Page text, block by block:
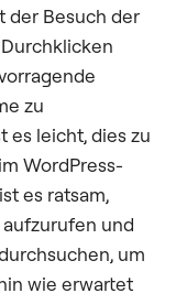
der Besuch der
zu
es leicht, dies zu
WordPress-
es ratsam,
und
um
wie erwartet